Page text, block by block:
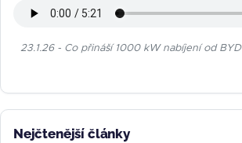
23.1.26 - Co přináší 1000 kW nabíjení od BYD
Nejčtenější články